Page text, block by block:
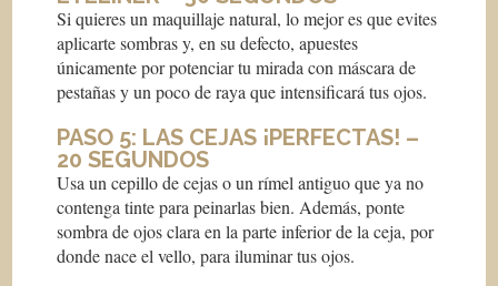
Si quieres un maquillaje natural, lo mejor es que evites
aplicarte sombras y, en su defecto, apuestes
únicamente por potenciar tu mirada con máscara de
pestañas y un poco de raya que intensificará tus ojos.
PASO 5: LAS CEJAS ¡PERFECTAS! –
20 SEGUNDOS
Usa un cepillo de cejas o un rímel antiguo que ya no
contenga tinte para peinarlas bien. Además, ponte
sombra de ojos clara en la parte inferior de la ceja, por
donde nace el vello, para iluminar tus ojos.